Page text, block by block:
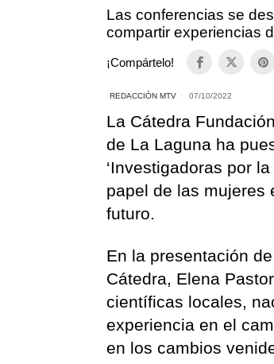
Las conferencias se
compartir experiencias
¡Compártelo!
REDACCIÓN MTV 07/10/2022
La Cátedra
de La Laguna ha
‘Investigadoras por
papel de las mujeres
futuro.
En la presentación
Cátedra, Elena
científicas locales,
experiencia en el
en los cambios